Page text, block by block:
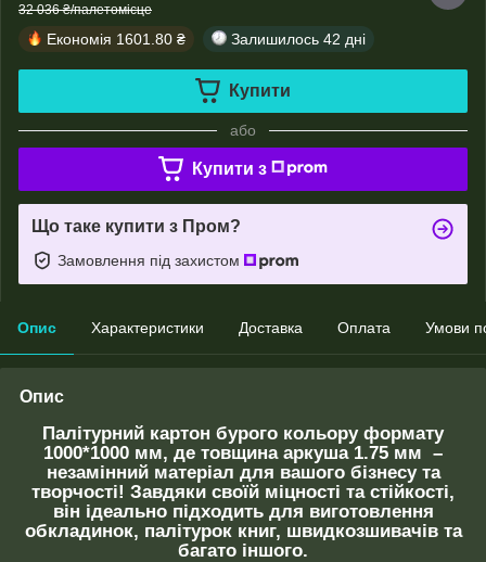
32 036 ₴/палетомісце
Економія 1601.80 ₴ Залишилось 42 дні
Купити
або
Купити з
Що таке купити з Пром?
Замовлення під захистом
Опис Характеристики Доставка Оплата Умови
Опис
Палітурний картон бурого кольору формату
1000*1000 мм, де товщина аркуша 1.75 мм –
незамінний матеріал для вашого бізнесу та
творчості! Завдяки своїй міцності та стійкості,
він ідеально підходить для виготовлення
обкладинок, палітурок книг, швидкозшивачів та
багато іншого.